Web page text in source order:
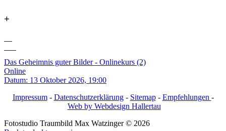
+
Das Geheimnis guter Bilder - Onlinekurs (2)
Online
Datum: 13 Oktober 2026, 19:00
Impressum- Datenschutzerklärung- Sitemap- Empfehlungen -
Web by Webdesign Hallertau
Fotostudio Traumbild Max Watzinger © 2026